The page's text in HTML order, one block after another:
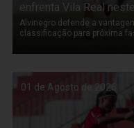
enfrenta Vila Real
Alvinegro defende a
classificação para próxima
01 de Agosto de 2026